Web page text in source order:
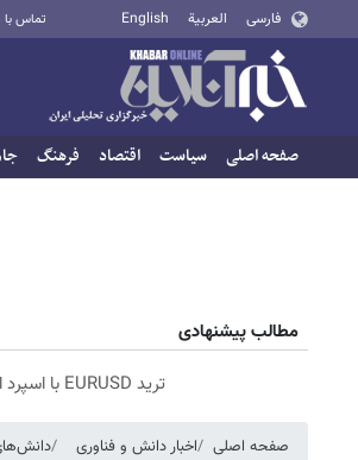
فارسی العربية English تماس با
صفحه اصلی سیاست اقتصاد فرهنگ
مطالب پیشنهادی
ترید EURUSD با اسپرد از صفر پیپ
صفحه اصلی اخبار دانش و فناوری